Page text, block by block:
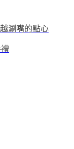
涮嘴的點心